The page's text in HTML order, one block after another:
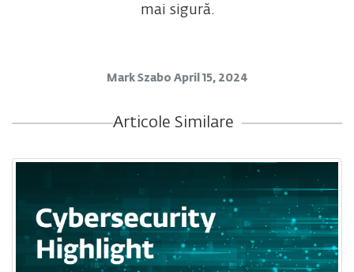
mai sigură.
Mark Szabo April 15, 2024
Articole Similare